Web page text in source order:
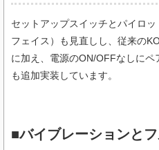
セットアップスイッチとパイロ
フェイス）も見直しし、従来の
に加え、電源のON/OFFなしに
も追加実装しています。
■バイブレーションと